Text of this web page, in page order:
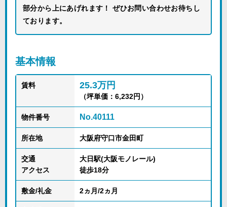
部分から上にあげれます！ ぜひお問い合わせお待ちし
ております。
基本情報
賃料 25.3万円
（坪単価：6,232円）
物件番号 No.40111
所在地 大阪府守口市金田町
交通
アクセス
大日駅(大阪モノレール)
徒歩18分
敷金/礼金 2ヵ月/2ヵ月